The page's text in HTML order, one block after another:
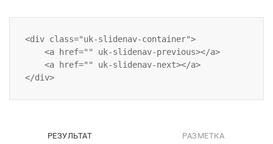
<div class="uk-slidenav-container">
    <a href="" uk-slidenav-previous></a>
    <a href="" uk-slidenav-next></a>
РЕЗУЛЬТАТ РАЗМЕТКА